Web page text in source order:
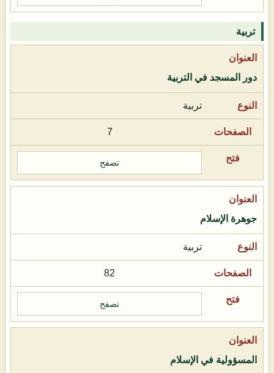
تربية
دور المسجد في التربية
تربية
7
تصفح
جوهرة الإسلام
تربية
82
تصفح
المسؤولية في الإسلام